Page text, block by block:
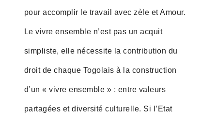
pour accomplir le travail avec zèle et Amour.
Le vivre ensemble n’est pas un acquit
simpliste, elle nécessite la contribution du
droit de chaque Togolais à la construction
d’un « vivre ensemble » : entre valeurs
partagées et diversité culturelle. Si l’Etat